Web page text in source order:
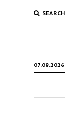
SEARCH
07.08.2026